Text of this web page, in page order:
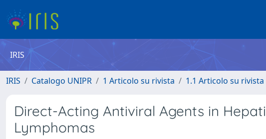
IRIS
IRIS Catalogo UNIPR 1 Articolo su rivista 1.1 Articolo su rivista
Direct-Acting Antiviral Agents in
Lymphomas